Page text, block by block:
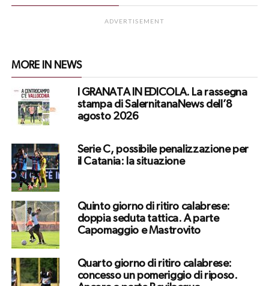
ADVERTISEMENT
MORE IN NEWS
I GRANATA IN EDICOLA. La rassegna
stampa di SalernitanaNews dell’8
agosto 2026
Serie C, possibile penalizzazione per
il Catania: la situazione
Quinto giorno di ritiro calabrese:
doppia seduta tattica. A parte
Capomaggio e Mastrovito
Quarto giorno di ritiro calabrese:
concesso un pomeriggio di riposo.